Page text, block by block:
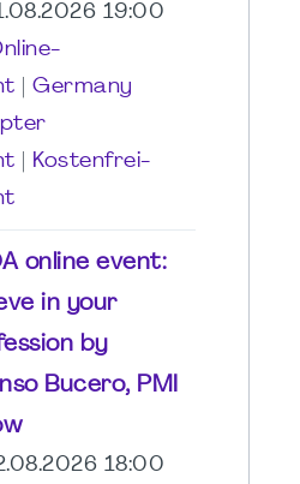
19:00
Germany
Kostenfrei-
online event:
in your
by
Bucero, PMI
18:00